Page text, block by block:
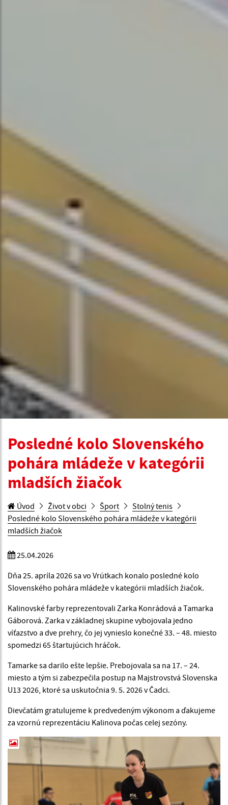
Posledné kolo Slovenského
pohára mládeže v kategórii
mladších žiačok
Úvod Život v obci Šport
Stolný tenis
Posledné kolo Slovenského pohára mládeže v kategórii
mladších žiačok
25.04.2026
Dňa 25. apríla 2026 sa vo Vrútkach konalo posledné kolo
Slovenského pohára mládeže v kategórii mladších žiačok.
Kalinovské farby reprezentovali Zarka Konrádová a Tamarka
Gáborová. Zarka v základnej skupine vybojovala jedno
víťazstvo a dve prehry, čo jej vynieslo konečné 33. – 48. miesto
spomedzi 65 štartujúcich hráčok.
Tamarke sa darilo ešte lepšie. Prebojovala sa na 17. – 24.
miesto a tým si zabezpečila postup na Majstrovstvá Slovenska
U13 2026, ktoré sa uskutočnia 9. 5. 2026 v Čadci.
Dievčatám gratulujeme k predvedeným výkonom a ďakujeme
za vzornú reprezentáciu Kalinova počas celej sezóny.